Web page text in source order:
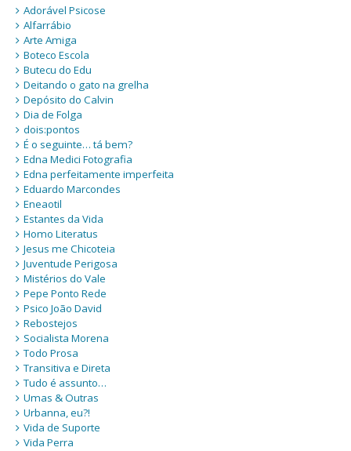
Adorável Psicose
Alfarrábio
Arte Amiga
Boteco Escola
Butecu do Edu
Deitando o gato na grelha
Depósito do Calvin
Dia de Folga
dois:pontos
É o seguinte… tá bem?
Edna Medici Fotografia
Edna perfeitamente imperfeita
Eduardo Marcondes
Eneaotil
Estantes da Vida
Homo Literatus
Jesus me Chicoteia
Juventude Perigosa
Mistérios do Vale
Pepe Ponto Rede
Psico João David
Rebostejos
Socialista Morena
Todo Prosa
Transitiva e Direta
Tudo é assunto…
Umas & Outras
Urbanna, eu?!
Vida de Suporte
Vida Perra